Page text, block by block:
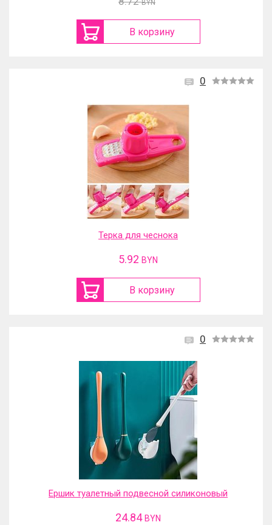
BYN
В корзину
0
Терка для чеснока
5.92 BYN
В корзину
0
Ершик туалетный подвесной силиконовый
24.84 BYN